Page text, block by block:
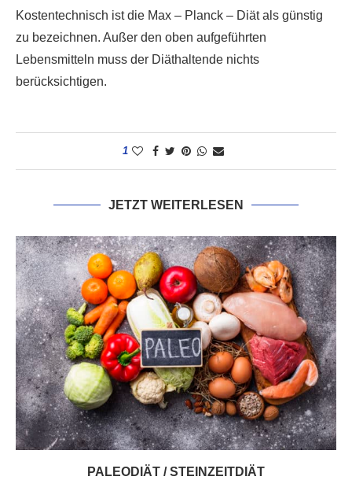
Kostentechnisch ist die Max – Planck – Diät als günstig
zu bezeichnen. Außer den oben aufgeführten
Lebensmitteln muss der Diäthaltende nichts
berücksichtigen.
1
JETZT WEITERLESEN
PALEODIÄT / STEINZEITDIÄT